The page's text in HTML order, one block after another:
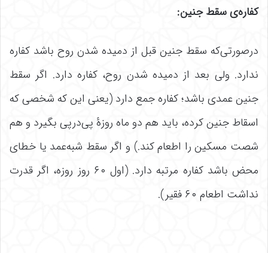
کفاره‌ی سقط جنین:
درصورتی‌که سقط جنین قبل از دمیده شدن روح باشد کفاره
ندارد. ولی بعد از دمیده شدن روح، کفاره دارد. اگر سقط
جنین عمدی باشد؛ کفاره جمع دارد (یعنی این که شخصی که
اسقاط جنین کرده، باید هم دو ماه روزۀ پی‌درپی بگیرد و هم
شصت مسکین را اطعام کند.) و اگر سقط شبه‌عمد یا خطای
محض باشد کفاره مرتبه دارد. (اول ۶۰ روز روزه، اگر قدرت
نداشت اطعام ۶۰ فقیر).